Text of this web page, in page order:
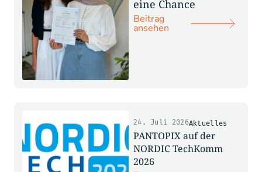
eine Chance
Beitrag
ansehen
Aktuelles
24. Juli 2026
PANTOPIX auf der
NORDIC TechKomm
2026